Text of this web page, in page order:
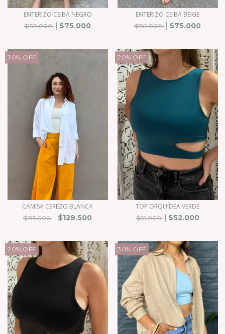
ENTERIZO CEIBA NEGRO
$150.000 $75.000
ENTERIZO CEIBA BEIGE
$150.000 $75.000
30% OFF
CAMISA CEREZO BLANCA
$185.000 $129.500
20% OFF
TOP ORQUÍDEA VERDE
$65.000 $52.000
20% OFF 30% OFF